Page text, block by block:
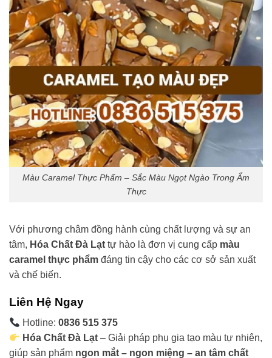
Màu Caramel Thực Phẩm – Sắc Màu Ngọt Ngào Trong Ẩm
Thực
Với phương châm đồng hành cùng chất lượng và sự an
tâm, Hóa Chất Đà Lạt tự hào là đơn vị cung cấp màu
caramel thực phẩm đáng tin cậy cho các cơ sở sản xuất
và chế biến.
Liên Hệ Ngay
Hotline:0836 515 375
Hóa Chất Đà Lạt – Giải pháp phụ gia tạo màu tự nhiên,
giúp sản phẩm ngon mắt – ngon miệng – an tâm chất